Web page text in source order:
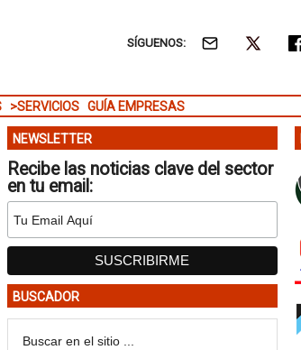
SÍGUENOS:
>SERVICIOS GUÍA EMPRESAS
NEWSLETTER
Recibe las noticias clave del sector
en tu email:
BUSCADOR